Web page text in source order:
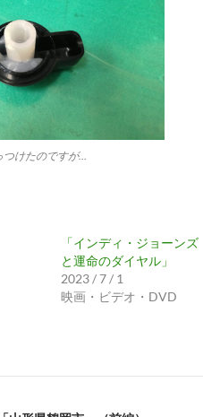
つけたのですが…
「インディ・ジョーンズ
と運命のダイヤル」
2023 / 7 / 1
映画・ビデオ・DVD